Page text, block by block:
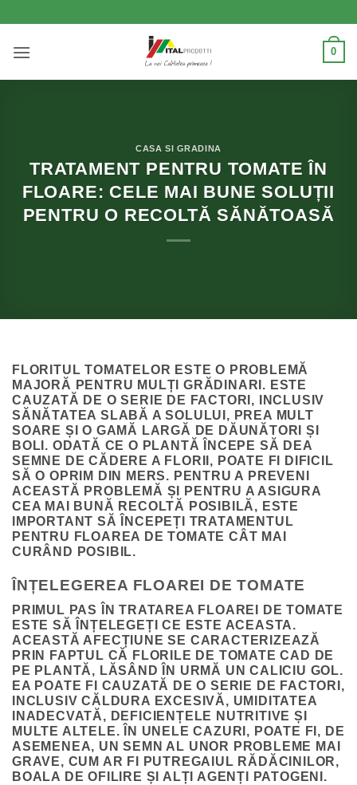
content
0
CASA SI GRADINA
TRATAMENT PENTRU TOMATE ÎN
FLOARE: CELE MAI BUNE SOLUȚII
PENTRU O RECOLTĂ SĂNĂTOASĂ
FLORITUL TOMATELOR ESTE O PROBLEMĂ
MAJORĂ PENTRU MULȚI GRĂDINARI. ESTE
CAUZATĂ DE O SERIE DE FACTORI, INCLUSIV
SĂNĂTATEA SLABĂ A SOLULUI, PREA MULT
SOARE ȘI O GAMĂ LARGĂ DE DĂUNĂTORI ȘI
BOLI. ODATĂ CE O PLANTĂ ÎNCEPE SĂ DEA
SEMNE DE CĂDERE A FLORII, POATE FI DIFICIL
SĂ O OPRIM DIN MERS. PENTRU A PREVENI
ACEASTĂ PROBLEMĂ ȘI PENTRU A ASIGURA
CEA MAI BUNĂ RECOLTĂ POSIBILĂ, ESTE
IMPORTANT SĂ ÎNCEPEȚI TRATAMENTUL
PENTRU FLOAREA DE TOMATE CÂT MAI
CURÂND POSIBIL.
ÎNȚELEGEREA FLOAREI DE TOMATE
PRIMUL PAS ÎN TRATAREA FLOAREI DE TOMATE
ESTE SĂ ÎNȚELEGEȚI CE ESTE ACEASTA.
ACEASTĂ AFECȚIUNE SE CARACTERIZEAZĂ
PRIN FAPTUL CĂ FLORILE DE TOMATE CAD DE
PE PLANTĂ, LĂSÂND ÎN URMĂ UN CALICIU GOL.
EA POATE FI CAUZATĂ DE O SERIE DE FACTORI,
INCLUSIV CĂLDURA EXCESIVĂ, UMIDITATEA
INADECVATĂ, DEFICIENȚELE NUTRITIVE ȘI
MULTE ALTELE. ÎN UNELE CAZURI, POATE FI, DE
ASEMENEA, UN SEMN AL UNOR PROBLEME MAI
GRAVE, CUM AR FI PUTREGAIUL RĂDĂCINILOR,
BOALA DE OFILIRE ȘI ALȚI AGENȚI PATOGENI.